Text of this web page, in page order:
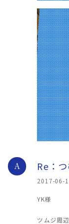
A Re：
2017-06-
YK様
ツムジ周